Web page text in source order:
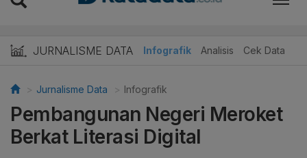
JURNALISME DATA Infografik Analisis Cek Data
Jurnalisme Data Infografik
Pembangunan Negeri Meroket
Berkat Literasi Digital